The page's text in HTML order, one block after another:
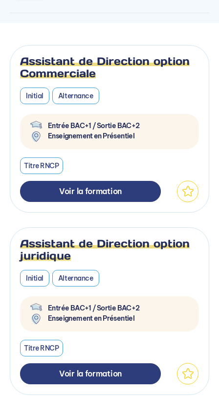
Assistant de Direction option
Commerciale
Initial Alternance
Entrée BAC+1 / Sortie BAC+2
Enseignement en Présentiel
Titre RNCP
Voir la formation
Assistant de Direction option
juridique
Initial Alternance
Entrée BAC+1 / Sortie BAC+2
Enseignement en Présentiel
Titre RNCP
Voir la formation